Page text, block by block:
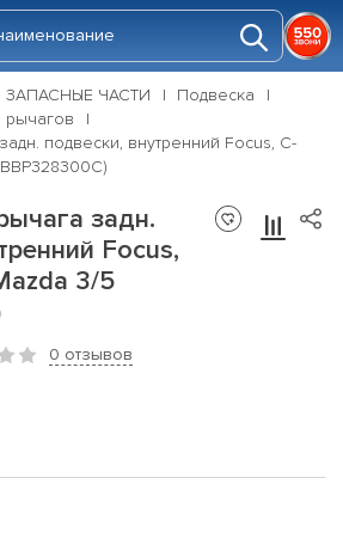
ЗАПАСНЫЕ ЧАСТИ
Подвеска
рычагов
подвески, внутренний Focus, C-
задн.
Focus,
3/5
0 отзывов